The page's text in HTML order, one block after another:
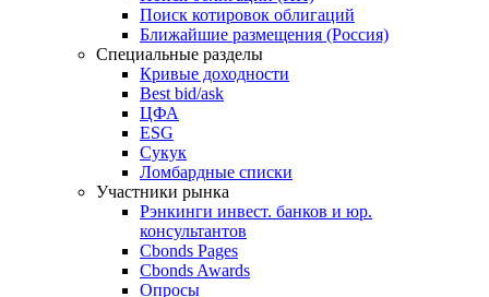
Облигации
Поиски
Поиск облигаций & Карты рынка
Поиск облигаций (ИИ)
Поиск котировок облигаций
Ближайшие размещения (Россия)
Специальные разделы
Кривые доходности
Best bid/ask
ЦФА
ESG
Сукук
Ломбардные списки
Участники рынка
Рэнкинги инвест. банков и юр.